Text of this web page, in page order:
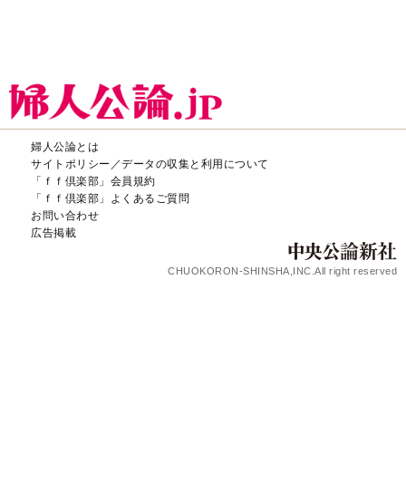
婦人公論とは
サイトポリシー／データの収集と利用について
「ｆｆ倶楽部」会員規約
「ｆｆ倶楽部」よくあるご質問
お問い合わせ
広告掲載
CHUOKORON-SHINSHA,INC.All right reserved